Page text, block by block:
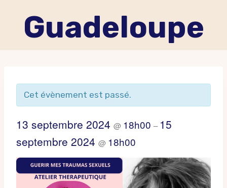
Guadeloupe
Cet évènement est passé.
13 septembre 2024 @ 18h00 – 15
septembre 2024 @ 18h00